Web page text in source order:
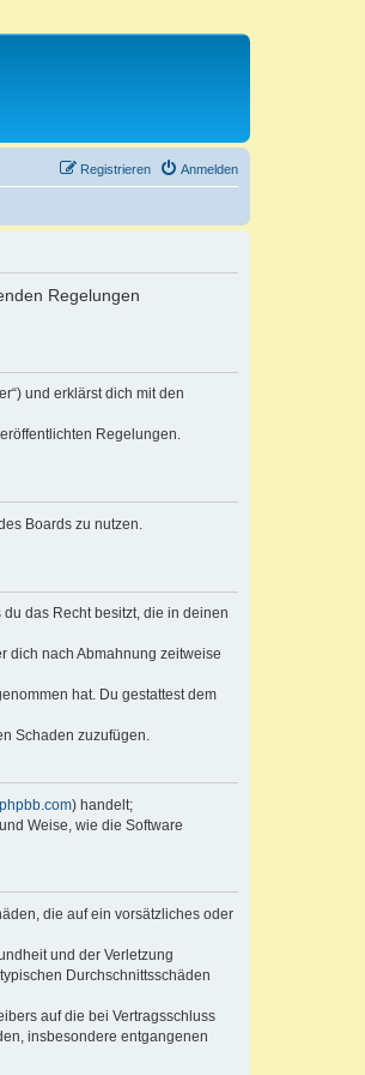
Anmelden
Registrieren
Regelungen
und erklärst dich mit den
Regelungen.
Boards zu nutzen.
das Recht besitzt, die in deinen
dich nach Abmahnung zeitweise
hat. Du gestattest dem
Schaden zuzufügen.
) handelt;
Weise, wie die Software
die auf ein vorsätzliches oder
und der Verletzung
Durchschnittsschäden
auf die bei Vertragsschluss
insbesondere entgangenen